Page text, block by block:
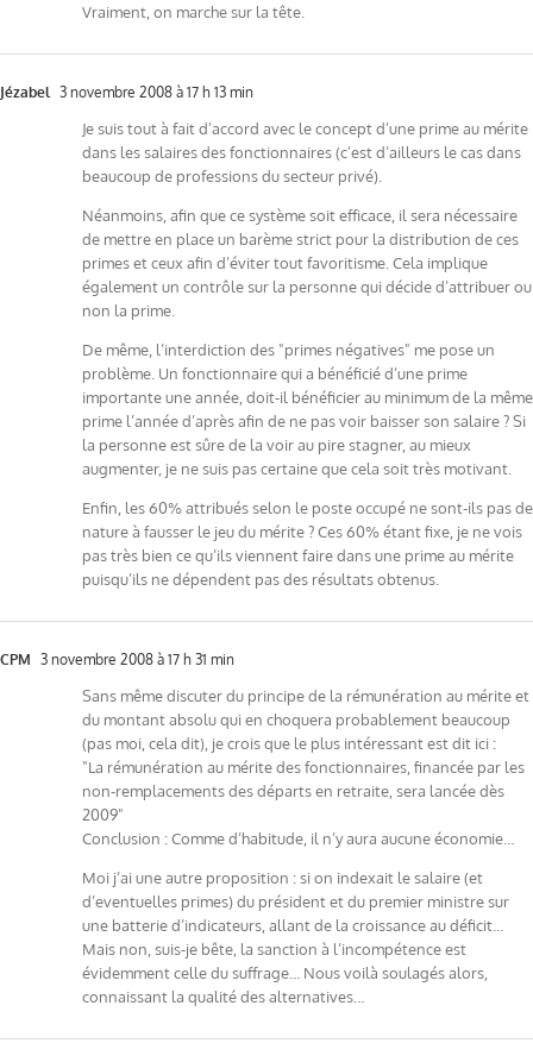
Vraiment, on marche sur la tête.
Jézabel 3 novembre 2008 à 17 h 13 min
Je suis tout à fait d’accord avec le concept d’une prime au mérite
dans les salaires des fonctionnaires (c’est d’ailleurs le cas dans
beaucoup de professions du secteur privé).
Néanmoins, afin que ce système soit efficace, il sera nécessaire
de mettre en place un barème strict pour la distribution de ces
primes et ceux afin d’éviter tout favoritisme. Cela implique
également un contrôle sur la personne qui décide d’attribuer ou
non la prime.
De même, l’interdiction des "primes négatives" me pose un
problème. Un fonctionnaire qui a bénéficié d’une prime
importante une année, doit-il bénéficier au minimum de la même
prime l’année d’après afin de ne pas voir baisser son salaire ? Si
la personne est sûre de la voir au pire stagner, au mieux
augmenter, je ne suis pas certaine que cela soit très motivant.
Enfin, les 60% attribués selon le poste occupé ne sont-ils pas de
nature à fausser le jeu du mérite ? Ces 60% étant fixe, je ne vois
pas très bien ce qu’ils viennent faire dans une prime au mérite
puisqu’ils ne dépendent pas des résultats obtenus.
CPM 3 novembre 2008 à 17 h 31 min
Sans même discuter du principe de la rémunération au mérite et
du montant absolu qui en choquera probablement beaucoup
(pas moi, cela dit), je crois que le plus intéressant est dit ici :
"La rémunération au mérite des fonctionnaires, financée par les
non-remplacements des départs en retraite, sera lancée dès
2009"
Conclusion : Comme d’habitude, il n’y aura aucune économie…
Moi j’ai une autre proposition : si on indexait le salaire (et
d’eventuelles primes) du président et du premier ministre sur
une batterie d’indicateurs, allant de la croissance au déficit…
Mais non, suis-je bête, la sanction à l’incompétence est
évidemment celle du suffrage… Nous voilà soulagés alors,
connaissant la qualité des alternatives…